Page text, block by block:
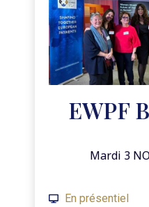
EWPF
Mardi 3
En présentiel